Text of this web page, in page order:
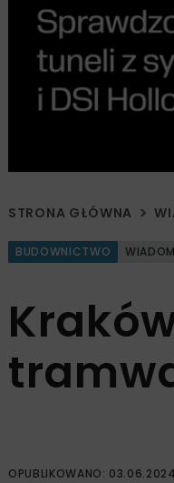
STRONA GŁÓWNA
BUDOWNICTWO
OPUBLIKOWANO: 03.06.2024